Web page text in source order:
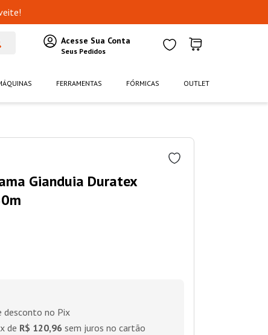
FERRAMENTAS FÓRMICAS OUTLET
Gianduia Duratex
desconto no Pix
x de R$ 120,96 sem juros no cartão